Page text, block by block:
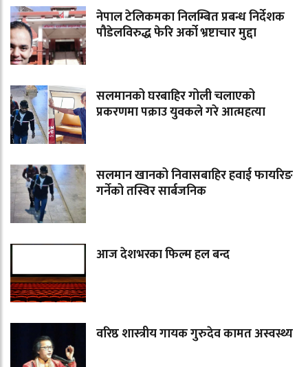
नेपाल टेलिकमका निलम्बित प्रबन्ध निर्देशक
पौडेलविरुद्ध फेरि अर्को भ्रष्टाचार मुद्दा
सलमानको घरबाहिर गोली चलाएको
प्रकरणमा पक्राउ युवकले गरे आत्महत्या
सलमान खानको निवासबाहिर हवाई फायरिङ
गर्नेको तस्विर सार्बजनिक
आज देशभरका फिल्म हल बन्द
वरिष्ठ शास्त्रीय गायक गुरुदेव कामत अस्वस्थ्य